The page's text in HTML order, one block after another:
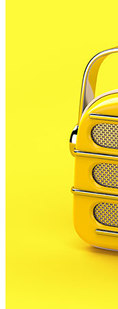
En el cas dels
En el cas de les
indiquen,
companys de
Pel que fa a les
s’han vist molts